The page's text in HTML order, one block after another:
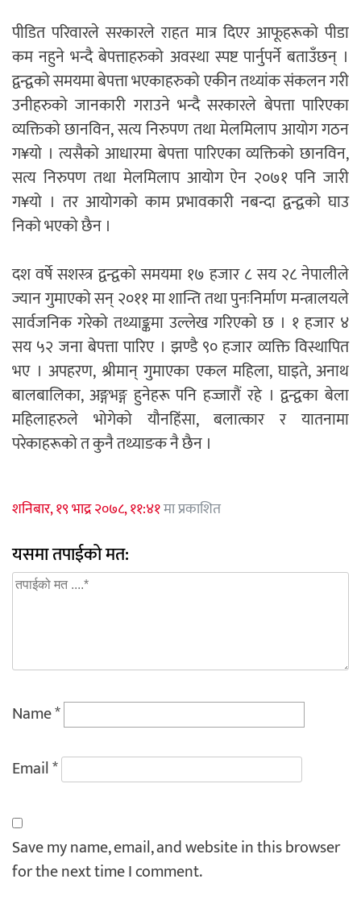
पीडित परिवारले सरकारले राहत मात्र दिएर आफूहरूको पीडा
कम नहुने भन्दै बेपत्ताहरुको अवस्था स्पष्ट पार्नुपर्ने बताउँछन् ।
द्वन्द्वको समयमा बेपत्ता भएकाहरुको एकीन तथ्यांक संकलन गरी
उनीहरुको जानकारी गराउने भन्दै सरकारले बेपत्ता पारिएका
व्यक्तिको छानविन, सत्य निरुपण तथा मेलमिलाप आयोग गठन
ग¥यो । त्यसैको आधारमा बेपत्ता पारिएका व्यक्तिको छानविन,
सत्य निरुपण तथा मेलमिलाप आयोग ऐन २०७१ पनि जारी
ग¥यो । तर आयोगको काम प्रभावकारी नबन्दा द्वन्द्वको घाउ
निको भएको छैन ।
दश वर्षे सशस्त्र द्वन्द्वको समयमा १७ हजार ८ सय २८ नेपालीले
ज्यान गुमाएको सन् २०११ मा शान्ति तथा पुनःनिर्माण मन्त्रालयले
सार्वजनिक गरेको तथ्याङ्कमा उल्लेख गरिएको छ । १ हजार ४
सय ५२ जना बेपत्ता पारिए । झण्डै ९० हजार व्यक्ति विस्थापित
भए । अपहरण, श्रीमान् गुमाएका एकल महिला, घाइते, अनाथ
बालबालिका, अङ्गभङ्ग हुनेहरू पनि हज्जारौं रहे । द्वन्द्वका बेला
महिलाहरुले भोगेको यौनहिंसा, बलात्कार र यातनामा
परेकाहरूको त कुनै तथ्याङक नै छैन ।
शनिबार, १९ भाद्र २०७८, ११:४१मा प्रकाशित
यसमा तपाईको मत:
Name*
Email*
Save my name, email, and website in this browser
for the next time I comment.